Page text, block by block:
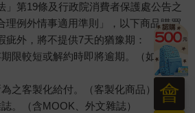
」第19條及行政院消費者保護處公告之
理例外情事適用準則」，以下商品購買
疵外，將不提供7天的猶豫期：
限較短或解約時即將逾期。（如：生
之客製化給付。（客製化商品）
。（含MOOK、外文雜誌）
會